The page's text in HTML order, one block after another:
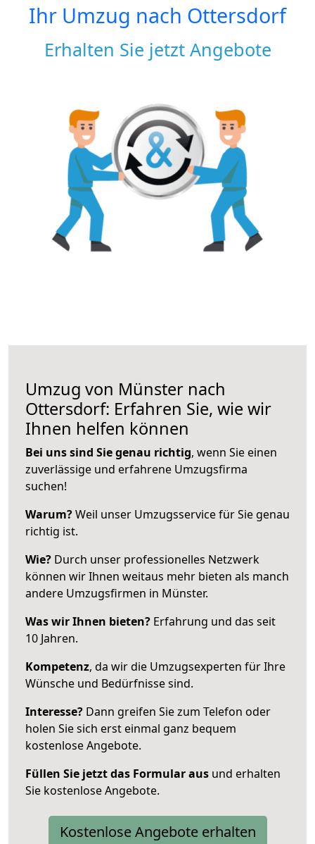
Ihr Umzug nach Ottersdorf
Erhalten Sie jetzt Angebote
Umzug von Münster nach
Ottersdorf: Erfahren Sie, wie wir
Ihnen helfen können
Bei uns sind Sie genau richtig, wenn Sie einen
zuverlässige und erfahrene Umzugsfirma
suchen!
Warum?Weil unser Umzugsservice für Sie genau
richtig ist.
Wie? Durch unser professionelles Netzwerk
können wir Ihnen weitaus mehr bieten als manch
andere Umzugsfirmen in Münster.
Was wir Ihnen bieten? Erfahrung und das seit
10 Jahren.
Kompetenz, da wir die Umzugsexperten für Ihre
Wünsche und Bedürfnisse sind.
Interesse? Dann greifen Sie zum Telefon oder
holen Sie sich erst einmal ganz bequem
kostenlose Angebote.
Füllen Sie jetzt das Formular aus und erhalten
Sie kostenlose Angebote.
Kostenlose Angebote erhalten